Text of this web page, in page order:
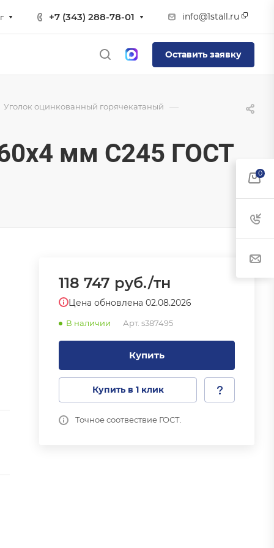
+7 (343) 288-78-01 info@1stall.ru
Оставить заявку
Уголок оцинкованный горячекатаный —
мм С245 ГОСТ
118 747 руб./тн
Цена обновлена 02.08.2026
В наличии Арт. s387495
Купить
Купить в 1 клик
Точное соотвествие ГОСТ.
0